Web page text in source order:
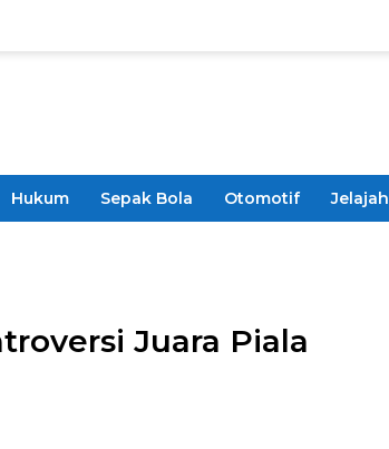
Hukum Sepak Bola Otomotif Jelajah
Juara Piala